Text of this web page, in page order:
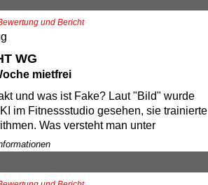
und Historisches Revue passieren
mit einem bescheuerten
Show wäre komplett ohne
Zwischen Coldplay und Country,
und Vamos a la Playa, sowie Modern
modernem Elektrosound werden
und Lachmuskeln strapaziert. Begleitet
seinem virtuosen Langzeitpartner
und Bericht
WG
mietfrei
und was ist Fake? Laut "Bild" wurde
im Fitnessstudio gesehen, sie trainierte
Was versteht man unter
Hat es mit Sex zu tun, oder
Mietwagen? Fragen über Fragen